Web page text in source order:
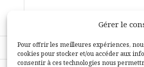
Gérer le
Pour offrir les meilleures expériences,
cookies pour stocker et/ou accéder aux
consentir à ces technologies nous